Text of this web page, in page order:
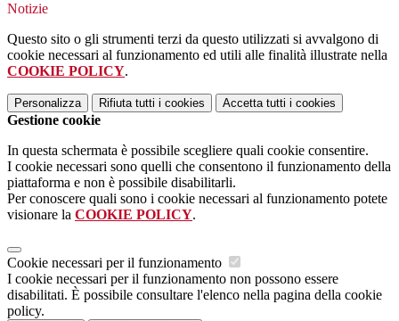
Notizie
Questo sito o gli strumenti terzi da questo utilizzati si avvalgono di
cookie necessari al funzionamento ed utili alle finalità illustrate nella
COOKIE POLICY.
Personalizza Rifiuta tutti i cookies Accetta tutti i cookies
Gestione cookie
In questa schermata è possibile scegliere quali cookie consentire.
I cookie necessari sono quelli che consentono il funzionamento della
piattaforma e non è possibile disabilitarli.
Per conoscere quali sono i cookie necessari al funzionamento potete
visionare la COOKIE POLICY.
Cookie necessari per il funzionamento
I cookie necessari per il funzionamento non possono essere
disabilitati. È possibile consultare l'elenco nella pagina della cookie
policy.